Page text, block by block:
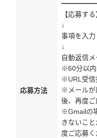
応募方法
【応募す
↓
事項を入力
↓
自動返信
※60分以内
※URL受信
※メールが
後、再度
※Gmailの
きないこ
度ご応募く